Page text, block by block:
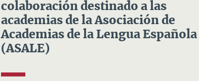
colaboración destinado a las
academias de la Asociación de
Academias de la Lengua Española
(ASALE)